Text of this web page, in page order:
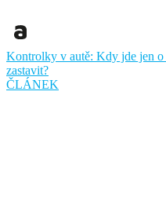
Kontrolky v autě: Kdy jde jen
zastavit?
ČLÁNEK